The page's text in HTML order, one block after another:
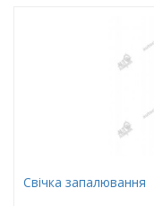
Свічка запалювання